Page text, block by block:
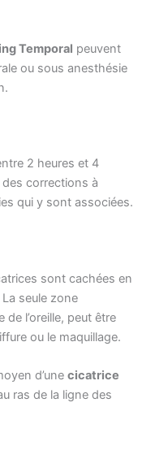
Temporal peuvent
ou sous anesthésie
2 heures et 4
corrections à
qui y sont associées.
sont cachées en
seule zone
l’oreille, peut être
ou le maquillage.
d’une cicatrice
ras de la ligne des